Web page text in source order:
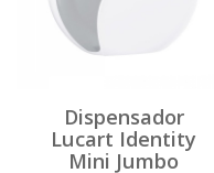
Dispensador
Lucart Identity
Mini Jumbo